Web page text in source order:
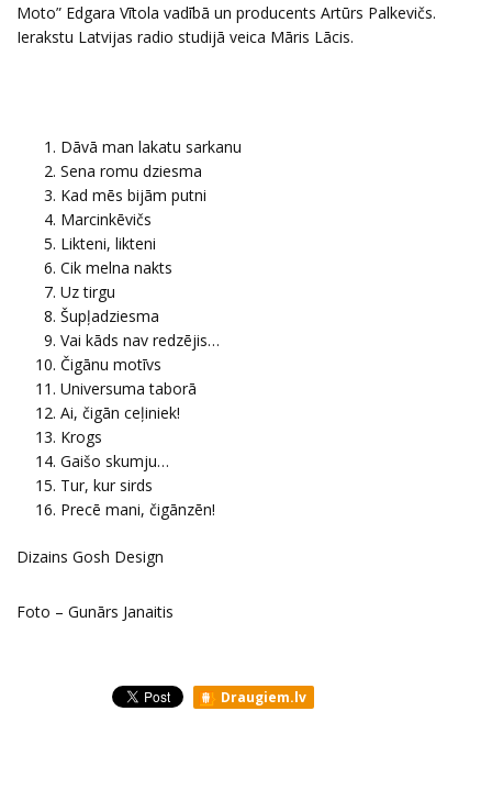
Moto” Edgara Vītola vadībā un producents Artūrs Palkevičs.
Ierakstu Latvijas radio studijā veica Māris Lācis.
Dāvā man lakatu sarkanu
Sena romu dziesma
Kad mēs bijām putni
Marcinkēvičs
Likteni, likteni
Cik melna nakts
Uz tirgu
Šupļadziesma
Vai kāds nav redzējis…
Čigānu motīvs
Universuma taborā
Ai, čigān ceļiniek!
Krogs
Gaišo skumju…
Tur, kur sirds
Precē mani, čigānzēn!
Dizains Gosh Design
Foto – Gunārs Janaitis
Draugiem.lv